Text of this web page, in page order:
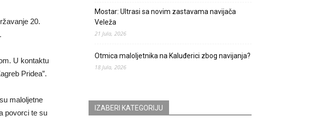
20.
U kontaktu
Pridea”.
maloljetne
povorci te su
Mostar: Ultrasi sa novim zastavama navijača
Veleža
21 Jula, 2026
Otmica maloljetnika na Kaluđerici zbog navijanja?
18 Jula, 2026
IZABERI KATEGORIJU